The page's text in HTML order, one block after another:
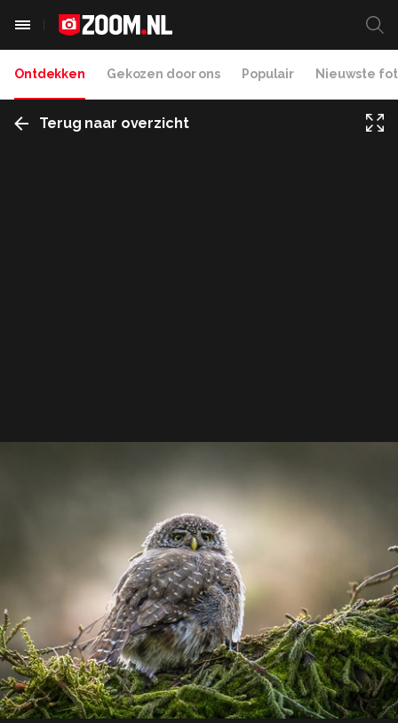
Ontdekken Gekozen door ons Populair Nieuwste
Terug naar overzicht